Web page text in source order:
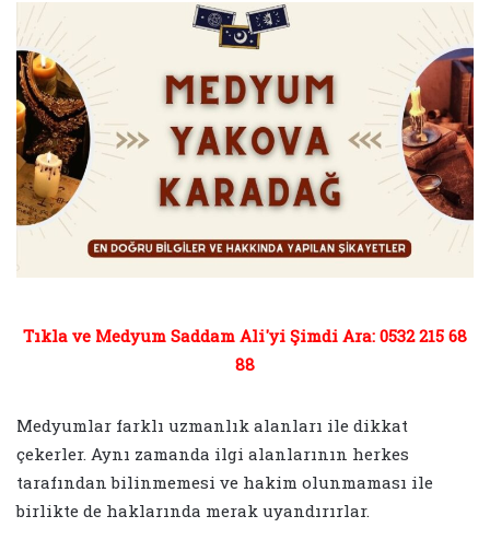
Tıkla ve Medyum Saddam Ali'yi Şimdi Ara: 0532 215 68
88
Medyumlar farklı uzmanlık alanları ile dikkat
çekerler. Aynı zamanda ilgi alanlarının herkes
tarafından bilinmemesi ve hakim olunmaması ile
birlikte de haklarında merak uyandırırlar.